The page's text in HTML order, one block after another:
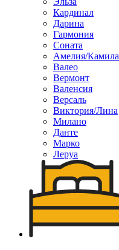
Кардинал
Дарина
Гармония
Соната
Амелия/Камила
Валео
Вермонт
Валенсия
Версаль
Виктория/Лина
Милано
Данте
Марко
Леруа